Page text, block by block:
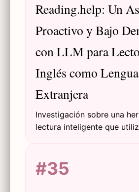
Reading.help: Un
Proactivo y Bajo
con LLM para
Inglés como Lengua
Extranjera
Investigación sobre una
lectura inteligente que
semántica inglesa a
un sistema de validación de
#35